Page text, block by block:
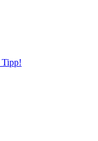
Tipp!